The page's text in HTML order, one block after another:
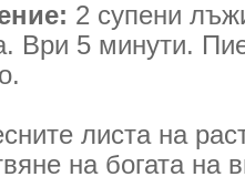
2 супени
Ври 5 минути.
листа на
на богата на